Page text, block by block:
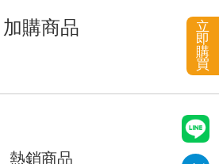
立
即
購
買
加購商品
熱銷商品